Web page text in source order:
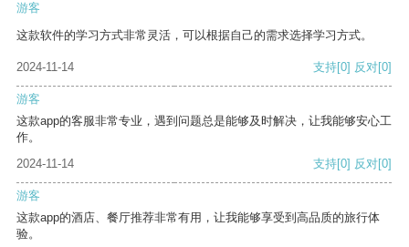
游客
这款软件的学习方式非常灵活，可以根据自己的需求选择学习方式。
2024-11-14 支持[0] 反对[0]
游客
这款app的客服非常专业，遇到问题总是能够及时解决，让我能够安心工
作。
2024-11-14
支持[0] 反对[0]
游客
这款app的酒店、餐厅推荐非常有用，让我能够享受到高品质的旅行体
验。